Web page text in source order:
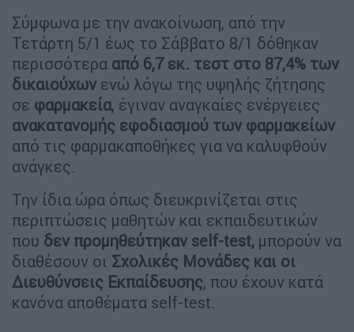
Σύμφωνα με την ανακοίνωση, από την
Τετάρτη 5/1 έως το Σάββατο 8/1 δόθηκαν
περισσότερα από 6,7 εκ. τεστ στο 87,4% των
δικαιούχων ενώ λόγω της υψηλής ζήτησης
σε φαρμακεία, έγιναν αναγκαίες ενέργειες
ανακατανομής εφοδιασμού των φαρμακείων
από τις φαρμακαποθήκες για να καλυφθούν
ανάγκες.
Την ίδια ώρα όπως διευκρινίζεται στις
περιπτώσεις μαθητών και εκπαιδευτικών
που δεν προμηθεύτηκαν self-test, μπορούν να
διαθέσουν οι Σχολικές Μονάδες και οι
Διευθύνσεις Εκπαίδευσης, που έχουν κατά
κανόνα αποθέματα self-test.